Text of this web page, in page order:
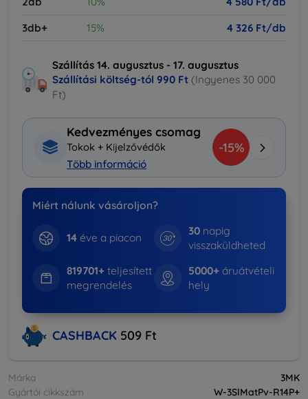
3db+
15% 4 326 Ft/db
Szállítás 14. augusztus - 17. augusztus
Szállítási költség-tól 990 Ft (Ingyenes 30 000
Ft)
Kedvezményes csomag
Tokok + Kijelzővédők
Több információ
-15%
Miért nálunk vásároljon?
14éve a piacon
30 napig
visszaküldheted
819701+teljesített
megrendelés
5000+ áruátvételi
hely
CASHBACK 509 Ft
Márka
3MK
Gyártói cikkszám
W-3SlMatPv-R14P+